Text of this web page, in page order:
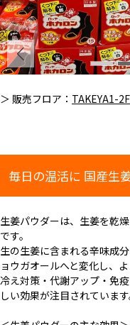
＞ 販売フロア： TAKEYA1-2F
毎日の温活に 国産生
生姜パウダーは、生姜を乾
です。
生の生姜に含まれる辛味成
ョウガオールへと変化し、
冷え対策・代謝アップ・免
しい効果が注目されています